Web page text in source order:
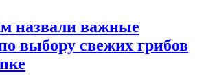
назвали важные
выбору свежих грибов